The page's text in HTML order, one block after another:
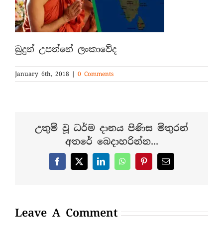
බුදුන් උපන්නේ ලංකාවේද
January 6th, 2018 | 0 Comments
උතුම් වූ ධර්ම දානය පිණිස මිතුරන්
අතරේ බෙදාහරින්න...
Facebook
X LinkedInWhatsAppPinterestEmail
Leave A Comment